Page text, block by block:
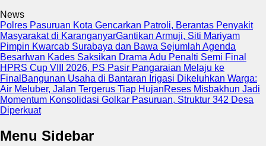
News
Polres Pasuruan Kota Gencarkan Patroli, Berantas Penyakit
Masyarakat di KaranganyarGantikan Armuji, Siti Mariyam
Pimpin Kwarcab Surabaya dan Bawa Sejumlah Agenda
Besar Iwan Kades Saksikan Drama Adu Penalti Semi Final
HPRS Cup VIII 2026, PS Pasir Pangaraian Melaju ke
Final Bangunan Usaha di Bantaran Irigasi Dikeluhkan Warga:
Air Meluber, Jalan Tergerus Tiap HujanReses Misbakhun Jadi
Momentum Konsolidasi Golkar Pasuruan, Struktur 342 Desa
Diperkuat
Menu Sidebar